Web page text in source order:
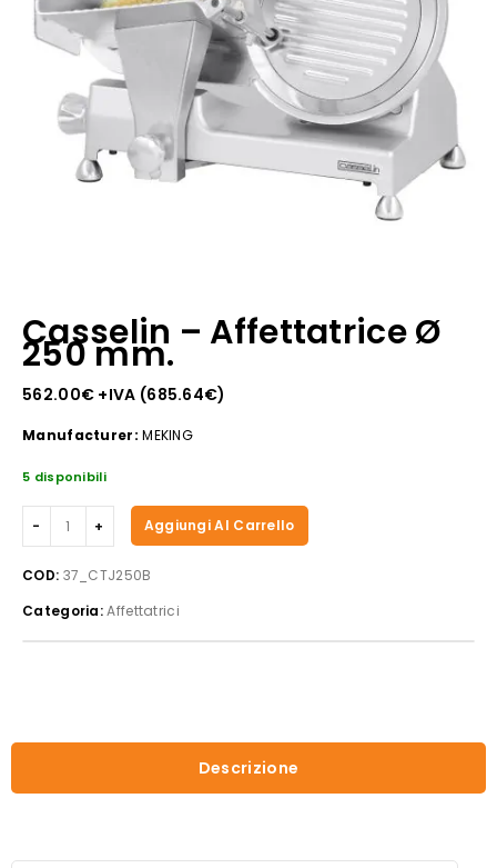
Casselin – Affettatrice Ø
250 mm.
562.00€ +IVA (685.64€)
Manufacturer: MEKING
5 disponibili
Casselin
-
Affettatrice
250
mm.
Aggiungi Al Carrello
COD: 37_CTJ250B
Categoria:Affettatrici
Descrizione